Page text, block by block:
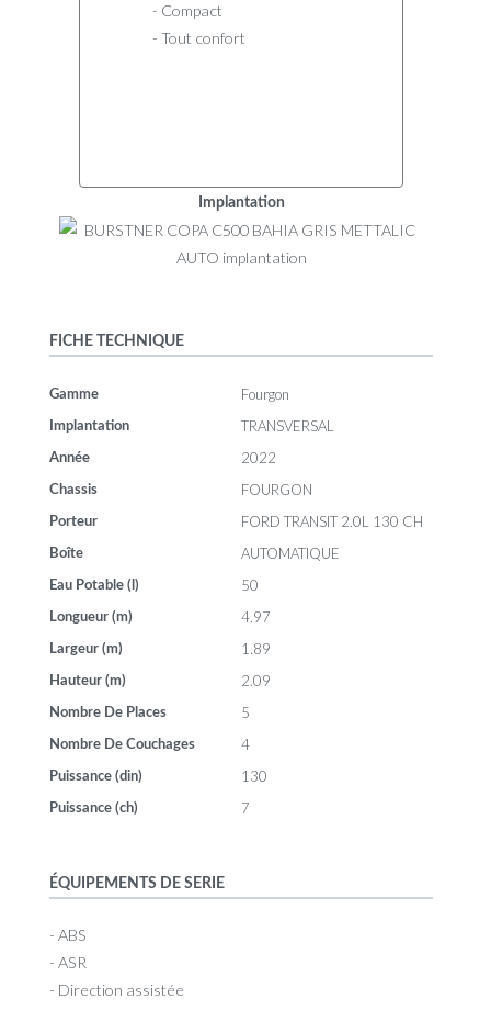
- Compact
- Tout confort
Implantation
FICHE TECHNIQUE
Gamme Fourgon
Implantation TRANSVERSAL
Année 2022
Chassis FOURGON
Porteur FORD TRANSIT 2.0L 130 CH
Boîte AUTOMATIQUE
Eau Potable (l) 50
Longueur (m) 4.97
Largeur (m) 1.89
Hauteur (m) 2.09
Nombre De Places 5
Nombre De Couchages 4
Puissance (din) 130
Puissance (ch) 7
ÉQUIPEMENTS DE SERIE
- ABS
- ASR
- Direction assistée